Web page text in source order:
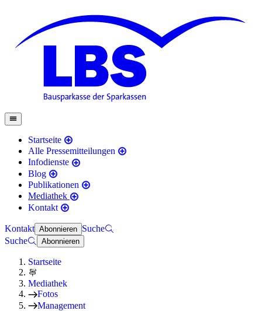
Startseite
Alle Pressemitteilungen
Infodienste
Blog
Publikationen
Mediathek
Kontakt
Kontakt Abonnieren Suche
Suche
Abonnieren
Startseite
Mediathek
Fotos
Management